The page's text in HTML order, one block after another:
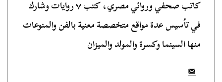
كاتب صحفي وروائي مصري، كتب ٧ روايات وشارك
في تأسيس عدة مواقع متخصصة معنية بالفن والمنوعات
منها السينما وكسرة والمولد والميزان